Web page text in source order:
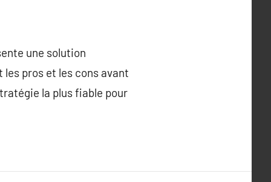
une solution
pros et les cons avant
la plus fiable pour